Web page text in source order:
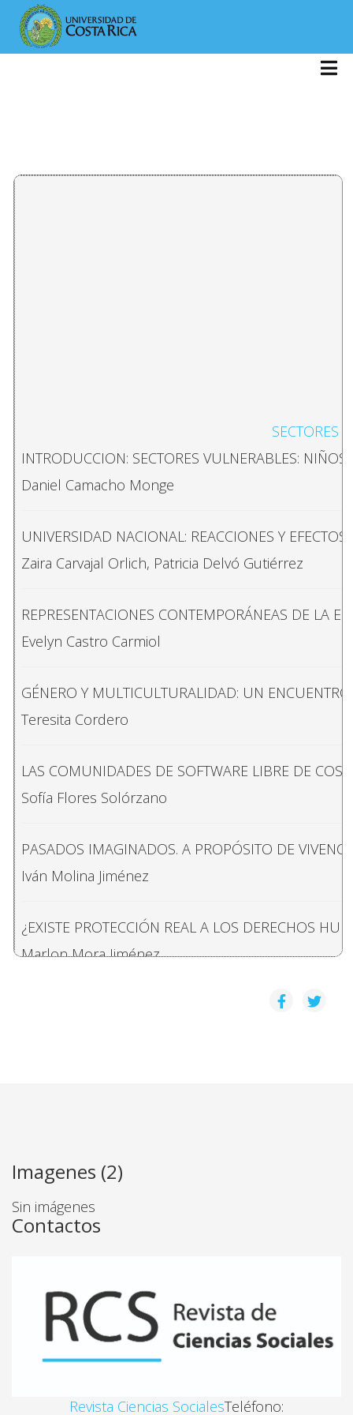
SECTORES
INTRODUCCION: SECTORES VULNERABLES:
Daniel Camacho Monge
UNIVERSIDAD NACIONAL: REACCIONES Y
Zaira Carvajal Orlich, Patricia Delvó Gutiérrez
REPRESENTACIONES CONTEMPORÁNEAS DE LA
Evelyn Castro Carmiol
GÉNERO Y MULTICULTURALIDAD: UN
Teresita Cordero
LAS COMUNIDADES DE SOFTWARE LIBRE DE
Sofía Flores Solórzano
PASADOS IMAGINADOS. A PROPÓSITO DE
Iván Molina Jiménez
¿EXISTE PROTECCIÓN REAL A LOS DERECHOS
Marlon Mora Jiménez
EL DERECHO COMO PRÁCTICA Y CIENCIA
AUTOESTIMA EN JÓVENES INDÍGENAS: BORUCAS
Marianela Román Solano, Marjorie Moreno Salas
¿SEXUALIDAD NORMAL/SEXUALIDAD
Daniela Szuster
MARAS, IDENTIDAD JUVENIL Y REPRESIÓN
Imagenes (2)
Sin imágenes
Contactos
Revista Ciencias SocialesTeléfono: